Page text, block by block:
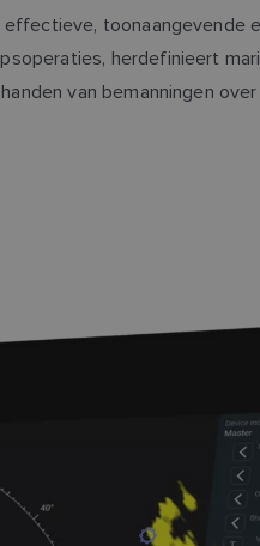
toonaangevende
herdefinieert
van bemanningen